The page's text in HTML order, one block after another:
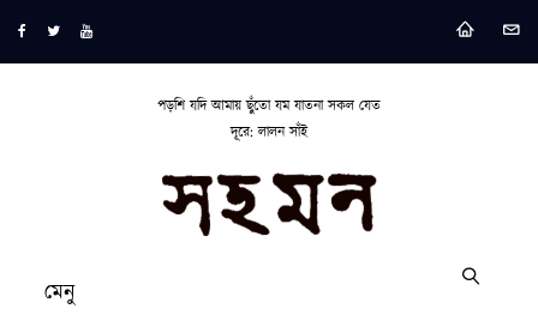
পড়শি যদি আমায় ছুঁতো যম যাতনা সকল যেত
দূরে: লালন সাঁই
মেনু